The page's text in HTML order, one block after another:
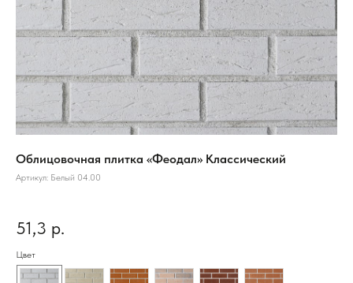
Облицовочная плитка «Феодал» Классический
Артикул: Белый 04.00
51,3 р.
Цвет